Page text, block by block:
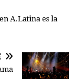
A.Latina es la